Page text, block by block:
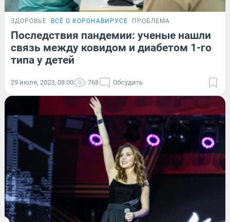
ЗДОРОВЬЕ ВСЁ О КОРОНАВИРУСЕ ПРОБЛЕМА
Последствия пандемии: ученые нашли
связь между ковидом и диабетом 1-го
типа у детей
29 июля, 2023, 08:00 768 Обсудить